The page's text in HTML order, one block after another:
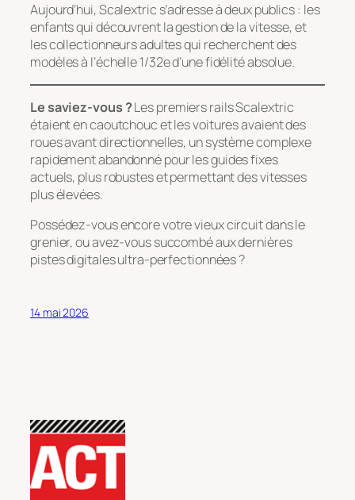
Aujourd’hui, Scalextric s’adresse à deux publics : les
enfants qui découvrent la gestion de la vitesse, et
les collectionneurs adultes qui recherchent des
modèles à l’échelle 1/32e d’une fidélité absolue.
Le saviez-vous ?Les premiers rails Scalextric
étaient en caoutchouc et les voitures avaient des
roues avant directionnelles, un système complexe
rapidement abandonné pour les guides fixes
actuels, plus robustes et permettant des vitesses
plus élevées.
Possédez-vous encore votre vieux circuit dans le
grenier, ou avez-vous succombé aux dernières
pistes digitales ultra-perfectionnées ?
14 mai 2026